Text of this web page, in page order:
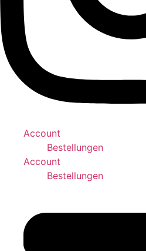
Account
Bestellungen
Account
Bestellungen